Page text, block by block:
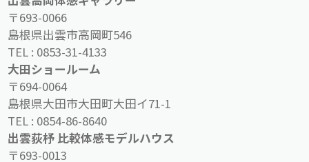
〒693-0066
島根県出雲市高岡町546
TEL : 0853-31-4133
大田ショールーム
〒694-0064
島根県大田市大田町大田イ71-1
TEL : 0854-86-8640
出雲荻杼 比較体感モデルハウス
〒693-0013